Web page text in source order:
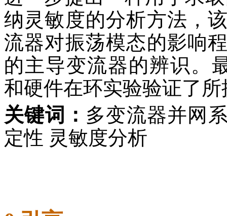
纳灵敏度的分析方法，
流器对振荡模态的影响
的主导变流器的辨识。
和硬件在环实验验证了
关键词： 多变流器并网
定性 灵敏度分析